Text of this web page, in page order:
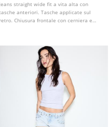
Jeans straight wide fit a vita alta con
anteriori. Tasche applicate sul
retro. Chiusura frontale con cerniera e
ampia.